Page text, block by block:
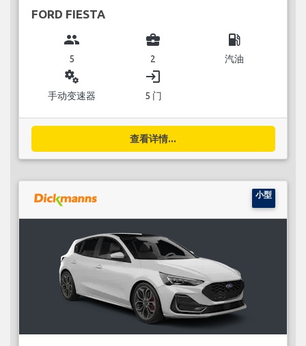
FORD FIESTA
group
5
business_center
2
local_gas_station
汽油
miscellaneous_services
手动变速器
login
5 门
查看详情...
小型